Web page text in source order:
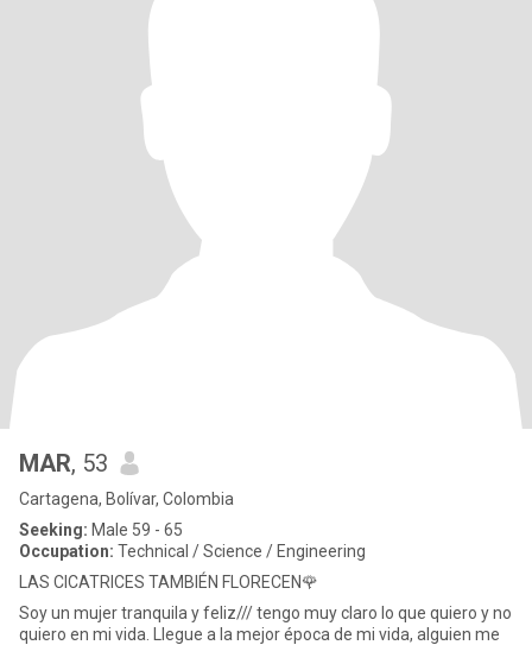
MAR, 53
Cartagena, Bolívar, Colombia
Seeking: Male 59 - 65
Occupation: Technical / Science / Engineering
LAS CICATRICES TAMBIÉN FLORECEN🌹
Soy un mujer tranquila y feliz/// tengo muy claro lo que quiero y no
quiero en mi vida. Llegue a la mejor época de mi vida, alguien me